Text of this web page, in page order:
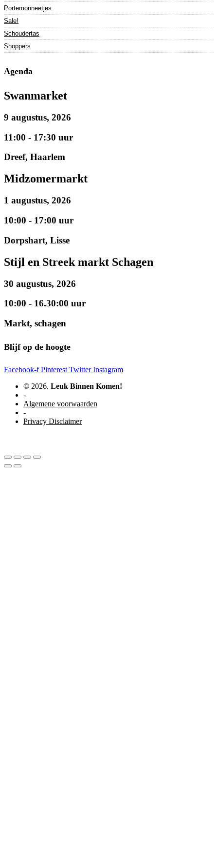
Portemonneetjes
Sale!
Schoudertas
Shoppers
Agenda
Swanmarket
9 augustus, 2026
11:00 - 17:30 uur
Dreef, Haarlem
Midzomermarkt
1 augustus, 2026
10:00 - 17:00 uur
Dorpshart, Lisse
Stijl en Streek markt Schagen
30 augustus, 2026
10:00 - 16.30:00 uur
Markt, schagen
Blijf op de hoogte
Facebook-f Pinterest Twitter Instagram
© 2026. Leuk Binnen Komen!
-
Algemene voorwaarden
-
Privacy Disclaimer